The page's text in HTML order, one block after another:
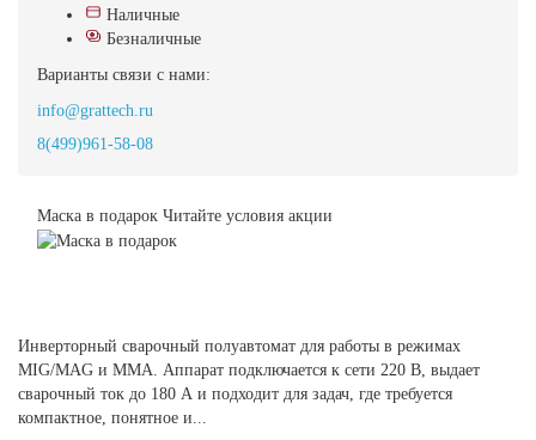
Наличные
Безналичные
Варианты связи с нами:
info@grattech.ru
8(499)961-58-08
Маска в подарок Читайте условия акции
Инверторный сварочный полуавтомат для работы в режимах
MIG/MAG и MMA. Аппарат подключается к сети 220 В, выдает
сварочный ток до 180 А и подходит для задач, где требуется
компактное, понятное и...